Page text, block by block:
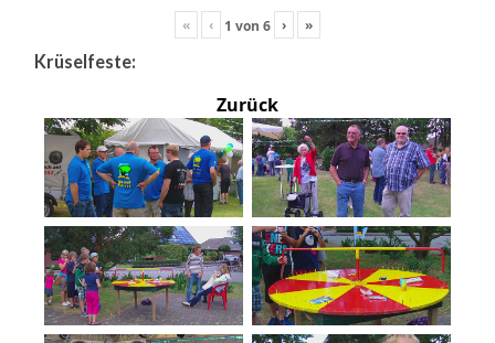
« ‹ 1 von 6 › »
Krüselfeste:
Zurück